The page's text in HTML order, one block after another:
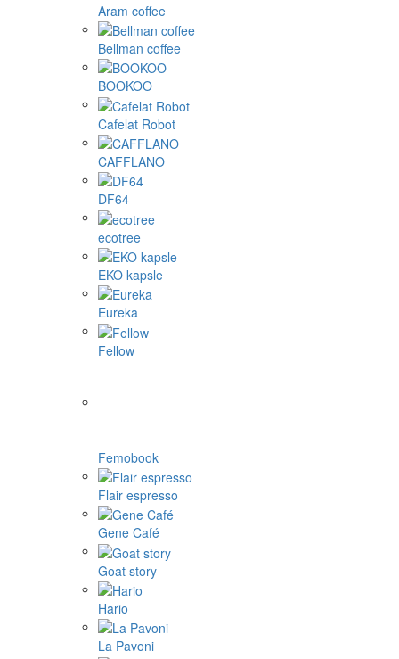
Aram coffee
Bellman coffee
BOOKOO
Cafelat Robot
CAFFLANO
DF64
ecotree
EKO kapsle
Eureka
Fellow
Femobook
Flair espresso
Gene Café
Goat story
Hario
La Pavoni